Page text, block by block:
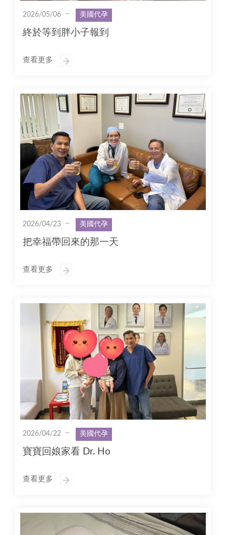
2026/05/06 美國代孕
終於等到胖小子報到
查看更多
2026/04/23 美國代孕
把幸福帶回來的那一天
查看更多
2026/04/22 美國代孕
寶寶回娘家看 Dr. Ho
查看更多